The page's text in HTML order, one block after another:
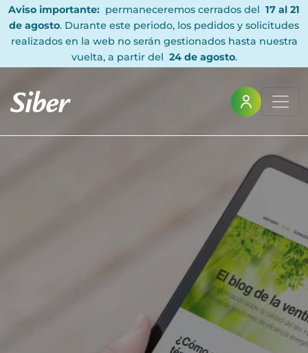
Aviso importante: permaneceremos cerrados del 17 al 21
de agosto. Durante este periodo, los pedidos y solicitudes
realizados en la web no serán gestionados hasta nuestra
vuelta, a partir del 24 de agosto.